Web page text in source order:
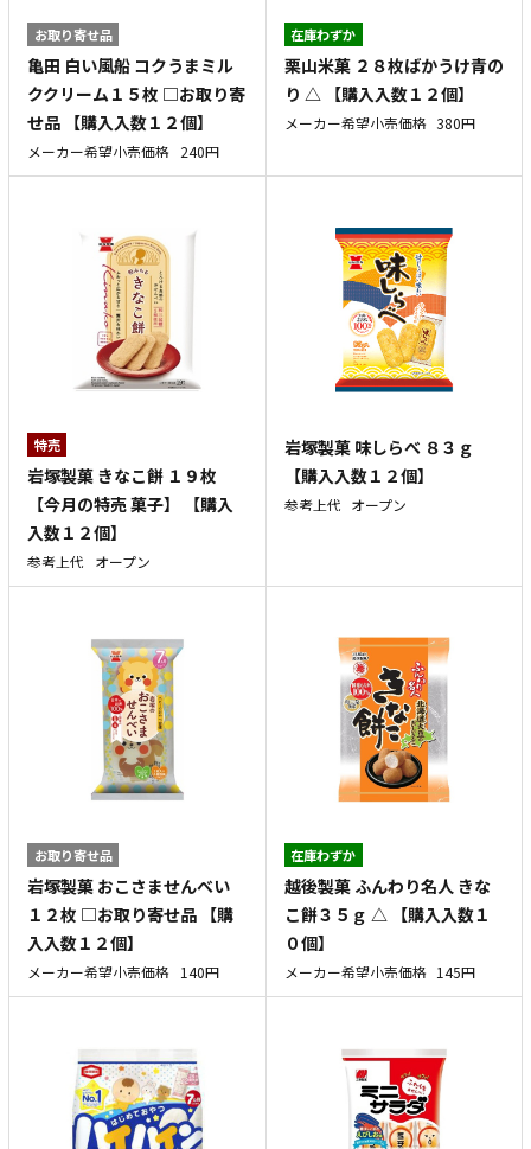
お取り寄せ品
亀田 白い風船 コクうまミル
ククリーム１５枚 □お取り寄
せ品 【購入入数１２個】
メーカー希望小売価格 240円
在庫わずか
栗山米菓 ２８枚ばかうけ青の
り △ 【購入入数１２個】
メーカー希望小売価格 380円
特売
岩塚製菓 きなこ餅 １９枚
【今月の特売 菓子】 【購入
入数１２個】
参考上代 オープン
岩塚製菓 味しらべ ８３ｇ
【購入入数１２個】
参考上代 オープン
お取り寄せ品
岩塚製菓 おこさませんべい
１２枚 □お取り寄せ品 【購
入入数１２個】
メーカー希望小売価格 140円
在庫わずか
越後製菓 ふんわり名人 きな
こ餅３５ｇ △ 【購入入数１
０個】
メーカー希望小売価格 145円